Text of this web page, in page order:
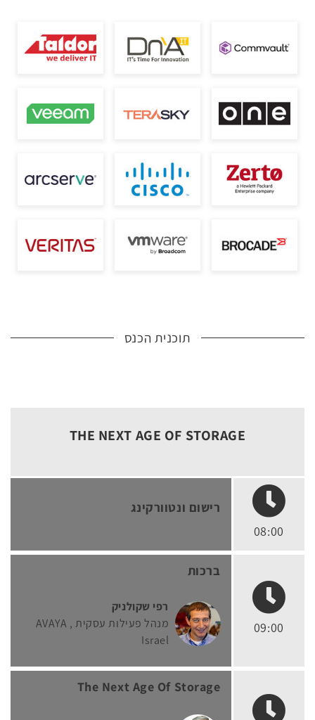
תוכנית הכנס
THE NEXT AGE OF STORAGE
08:00
רישום ונטוורקינג
09:00
ברכות
רפי שקולניק
מנהל פעילות עסקית
AVAYA
Israel
The Next Age Of Storage